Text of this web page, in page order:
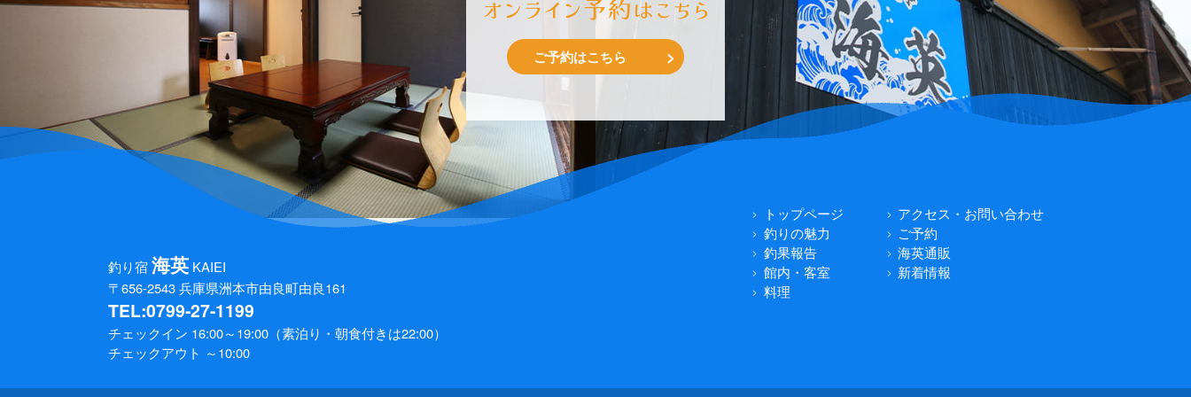
ご予約はこちら
トップページ
釣りの魅力
釣果報告
館内・客室
料理
アクセス・お問い合わせ
ご予約
海英通販
新着情報
釣り宿海英 KAIEI
〒656-2543兵庫県洲本市由良町由良161
TEL:0799-27-1199
チェックイン 16:00～19:00 （素泊り・朝食付きは22:00）
チェックアウト ～10:00